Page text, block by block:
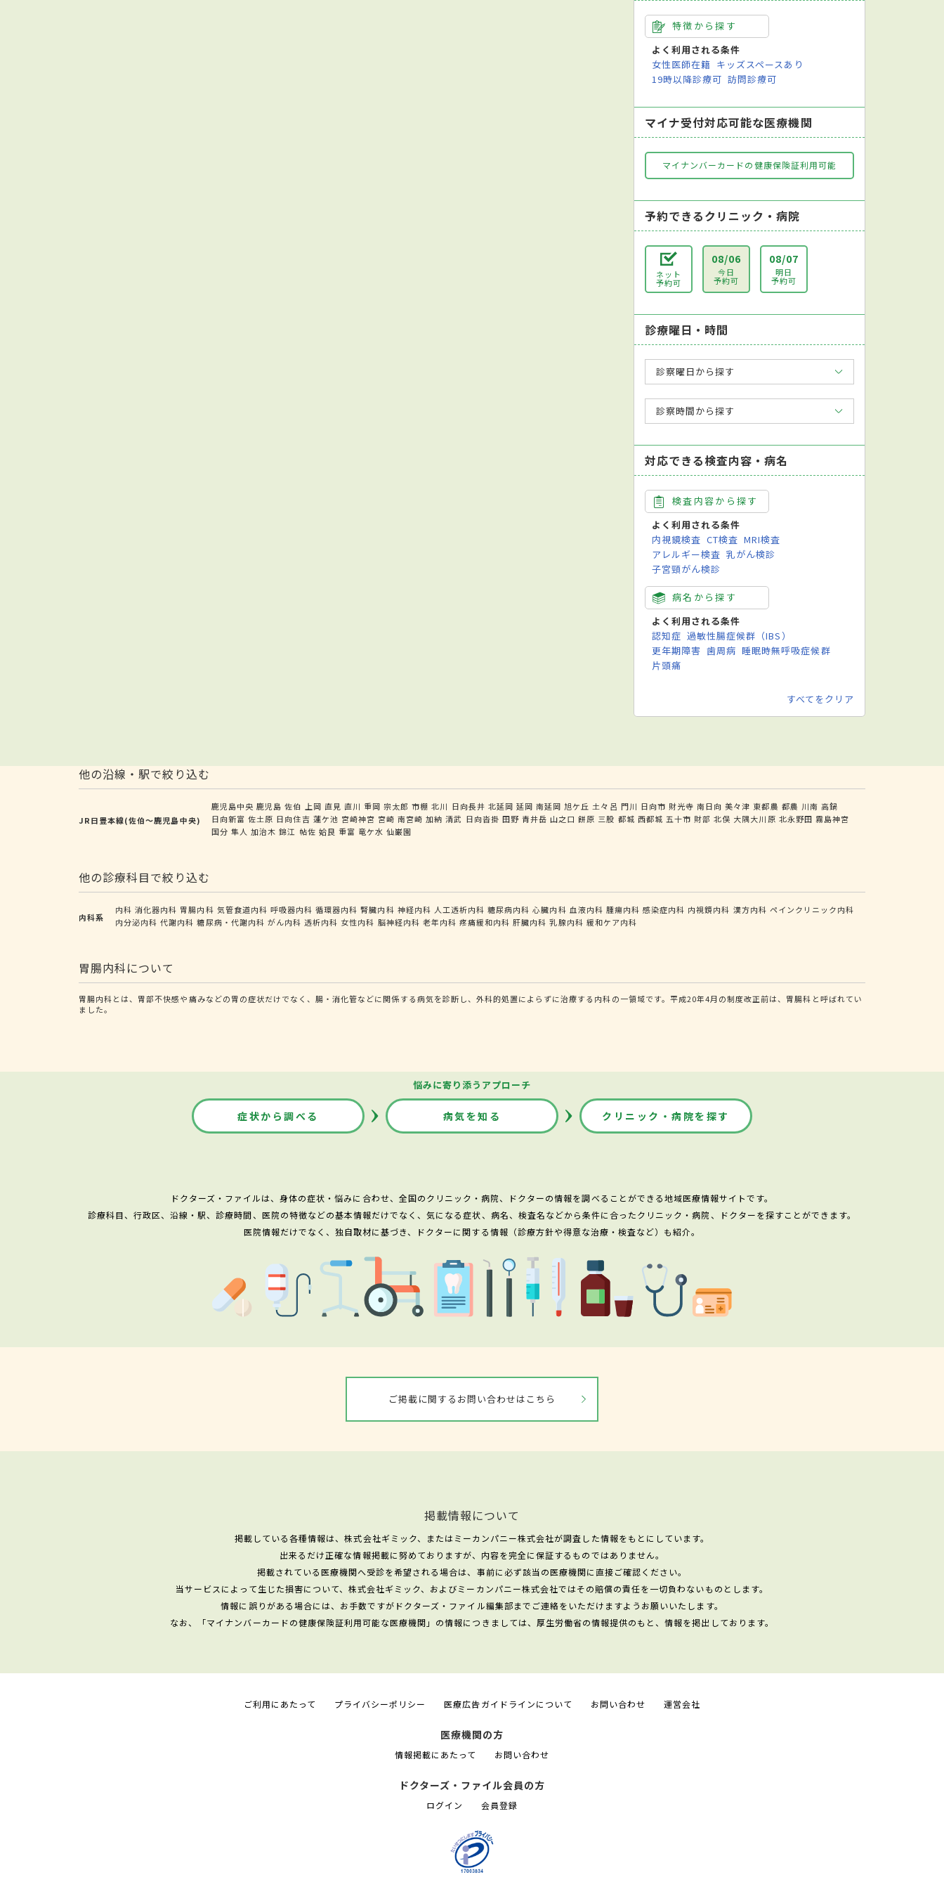
特徴から探す
よく利用される条件
女性医師在籍 キッズスペースあり
19時以降診療可 訪問診療可
マイナ受付対応可能な医療機関
マイナンバーカードの健康保険証利用可能
予約できるクリニック・病院
ネット
予約可
08/06
今日
予約可
08/07
明日
予約可
診療曜日・時間
診察曜日から探す
診察時間から探す
対応できる検査内容・病名
検査内容から探す
よく利用される条件
内視鏡検査 CT検査 MRI検査
アレルギー検査 乳がん検診
子宮頸がん検診
病名から探す
よく利用される条件
認知症 過敏性腸症候群（IBS）
更年期障害 歯周病 睡眠時無呼吸症候群
片頭痛
すべてをクリア
他の沿線・駅で絞り込む
JR日豊本線(佐伯～鹿児島中央)
鹿児島中央 鹿児島 佐伯 上岡 直見 直川 重岡 宗太郎 市棚 北川 日向長井 北延岡 延岡 南延岡 旭ケ丘 土々呂 門川 日向市 財光寺 南日向 美々津 東都農 都農 川南 高鍋
日向新富 佐土原 日向住吉 蓮ケ池 宮崎神宮 宮崎 南宮崎 加納 清武 日向沓掛 田野 青井岳 山之口 餅原 三股 都城 西都城 五十市 財部 北俣 大隅大川原 北永野田 霧島神宮
国分 隼人 加治木 錦江 帖佐 姶良 重富 竜ケ水 仙巌園
他の診療科目で絞り込む
内科系
内科 消化器内科 胃腸内科 気管食道内科 呼吸器内科 循環器内科 腎臓内科 神経内科 人工透析内科 糖尿病内科 心臓内科 血液内科 腫瘍内科 感染症内科 内視鏡内科 漢方内科 ペインクリニック内科
内分泌内科 代謝内科 糖尿病・代謝内科 がん内科 透析内科 女性内科 脳神経内科 老年内科 疼痛緩和内科 肝臓内科 乳腺内科 緩和ケア内科
胃腸内科について
胃腸内科とは、胃部不快感や痛みなどの胃の症状だけでなく、腸・消化管などに関係する病気を診断し、外科的処置によらずに治療する内科の一領域です。平成20年4月の制度改正前は、胃腸科と呼ばれてい
ました。
悩みに寄り添うアプローチ
症状から調べる 病気を知る クリニック・病院を探す
ドクターズ・ファイルは、身体の症状・悩みに合わせ、全国のクリニック・病院、ドクターの情報を調べることができる地域医療情報サイトです。
診療科目、行政区、沿線・駅、診療時間、医院の特徴などの基本情報だけでなく、気になる症状、病名、検査名などから条件に合ったクリニック・病院、ドクターを探すことができます。
医院情報だけでなく、独自取材に基づき、ドクターに関する情報（診療方針や得意な治療・検査など）も紹介。
ご掲載に関するお問い合わせはこちら
掲載情報について
掲載している各種情報は、株式会社ギミック、またはミーカンパニー株式会社が調査した情報をもとにしています。
出来るだけ正確な情報掲載に努めておりますが、内容を完全に保証するものではありません。
掲載されている医療機関へ受診を希望される場合は、事前に必ず該当の医療機関に直接ご確認ください。
当サービスによって生じた損害について、株式会社ギミック、およびミーカンパニー株式会社ではその賠償の責任を一切負わないものとします。
情報に誤りがある場合には、お手数ですがドクターズ・ファイル編集部までご連絡をいただけますようお願いいたします。
なお、「マイナンバーカードの健康保険証利用可能な医療機関」の情報につきましては、厚生労働省の情報提供のもと、情報を掲出しております。
ご利用にあたって プライバシーポリシー 医療広告ガイドラインについて お問い合わせ 運営会社
医療機関の方
情報掲載にあたって お問い合わせ
ドクターズ・ファイル会員の方
ログイン 会員登録